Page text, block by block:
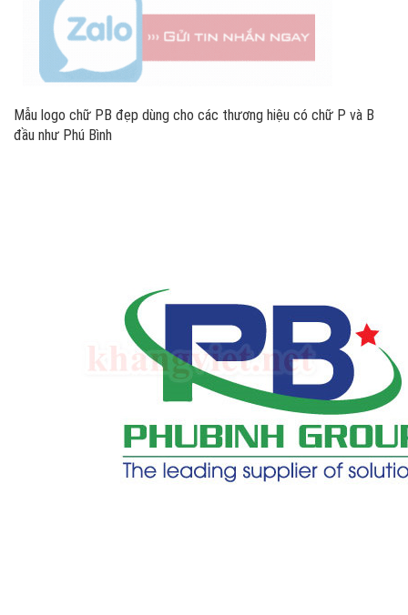
Mẫu logo chữ PB đẹp dùng cho các thương hiệu có chữ P và B
đầu như Phú Bình